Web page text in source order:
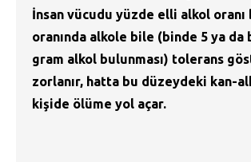
İnsan vücudu yüzde elli alkol oranı
oranında alkole bile (binde 5 ya
gram alkol bulunması) tolerans
zorlanır, hatta bu düzeydeki kan-
kişide ölüme yol açar.